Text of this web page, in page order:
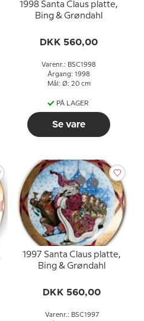
1998 Santa Claus platte,
Bing & Grøndahl
DKK 560,00
Varenr.: BSC1998
Årgang: 1998
Mål: Ø: 20 cm
PÅ LAGER
Se vare
1997 Santa Claus platte,
Bing & Grøndahl
DKK 560,00
Varenr.: BSC1997